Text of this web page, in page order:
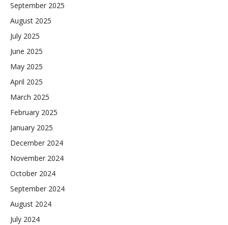
September 2025
August 2025
July 2025
June 2025
May 2025
April 2025
March 2025
February 2025
January 2025
December 2024
November 2024
October 2024
September 2024
August 2024
July 2024